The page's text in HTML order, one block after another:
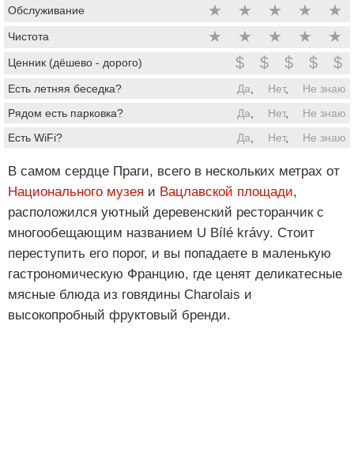
Обслуживание ★ ★ ★ ★ ★
Чистота ★ ★ ★ ★ ★
Ценник (дёшево - дорого) $ $ $ $ $
Есть летняя беседка? Да Нет,
Не знаю
Рядом есть парковка?
Да Нет,
Не знаю
Есть WiFi?
Да Нет, Не знаю
В самом сердце Праги, всего в нескольких метрах от
Национального музея и Вацлавской площади,
расположился уютный деревенский ресторанчик с
многообещающим названием U Bílé krávy. Стоит
переступить его порог, и вы попадаете в маленькую
гастрономическую Францию, где ценят деликатесные
мясные блюда из говядины Charolais и
высокопробный фруктовый бренди.